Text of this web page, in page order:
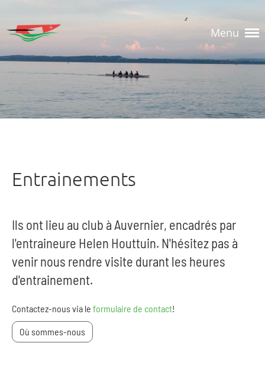
Menu
Entrainements
Ils ont lieu au club à Auvernier, encadrés par
l'entraineure Helen Houttuin. N'hésitez pas à
venir nous rendre visite durant les heures
d'entrainement.
Contactez-nous via le formulaire de contact!
Où sommes-nous